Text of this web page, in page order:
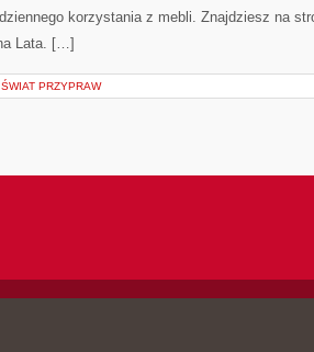
korzystania z mebli. Znajdziesz na
Lata. […]
ŚWIAT PRZYPRAW